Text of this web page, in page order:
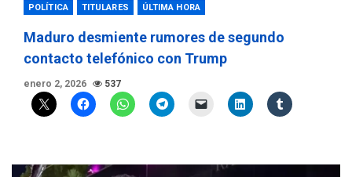
POLÍTICA TITULARES ÚLTIMA HORA
Maduro desmiente rumores de segundo
contacto telefónico con Trump
enero 2, 2026 537